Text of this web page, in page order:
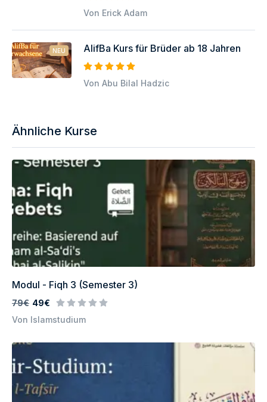
Ähnliche Kurse
Modul - Fiqh 3 (Semester 3)
79€ 49€
Von Islamstudium
Von Erick Adam
NEU AlifBa Kurs für Brüder ab 18 Jahren
Von Abu Bilal Hadzic